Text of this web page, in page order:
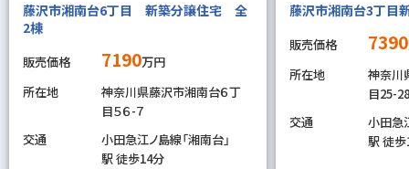
藤沢市湘南台6丁目 新築分譲住宅 全
2棟
販売価格 7190万円
所在地
神奈川県藤沢市湘南台６丁
目５６-７
交通
小田急江ノ島線「湘南台」
駅 徒歩14分
藤沢市湘南台3丁目
販売価格 7390
所在地
神奈川
目25-28
交通
小田急
駅 徒